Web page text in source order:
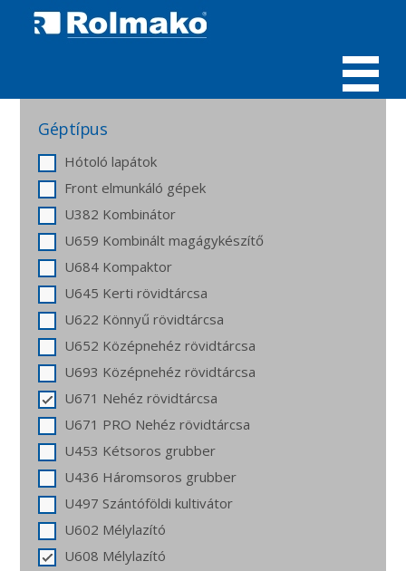
MENÜ
Géptípus
Hótoló lapátok
Front elmunkáló gépek
U382 Kombinátor
U659 Kombinált magágykészítő
U684 Kompaktor
U645 Kerti rövidtárcsa
U622 Könnyű rövidtárcsa
U652 Középnehéz rövidtárcsa
U693 Középnehéz rövidtárcsa
U671 Nehéz rövidtárcsa
U671 PRO Nehéz rövidtárcsa
U453 Kétsoros grubber
U436 Háromsoros grubber
U497 Szántóföldi kultivátor
U602 Mélylazító
U608 Mélylazító